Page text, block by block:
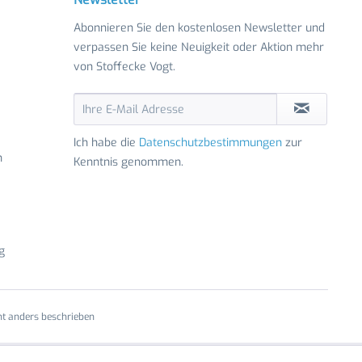
Abonnieren Sie den kostenlosen Newsletter und
verpassen Sie keine Neuigkeit oder Aktion mehr
von Stoffecke Vogt.
Ich habe die Datenschutzbestimmungen zur
Kenntnis genommen.
anders beschrieben